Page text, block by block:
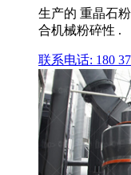
生产的 重晶石
合机械粉碎性 .
联系电话: 180